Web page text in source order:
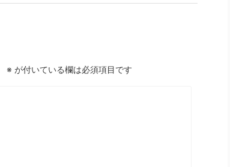
※ が付いている欄は必須項目です